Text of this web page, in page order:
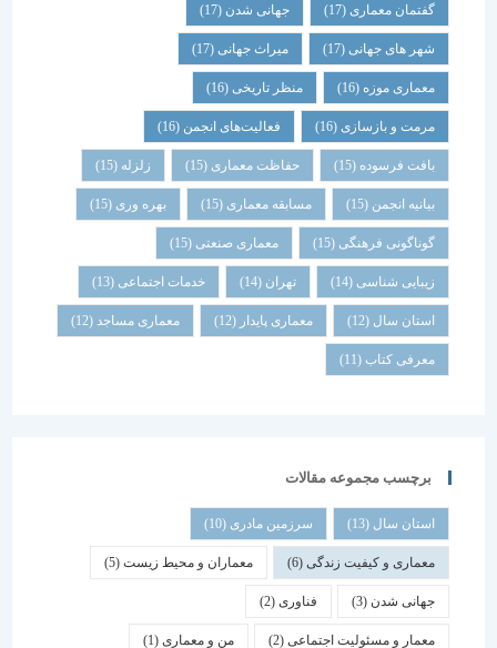
گفتمان معماری (17) جهانی شدن(17)
شهر های جهانی(17) میراث جهانی(17)
معماری موزه(16) منظر تاریخی (16)
مرمت و بازسازی(16) فعالیت‌های انجمن(16)
بافت فرسوده (15) حفاظت معماری (15) زلزله
بیانیه انجمن(15) مسابقه معماری (15) بهره وری(15)
گوناگونی فرهنگی (15) معماری صنعتی(15)
زیبایی شناسی (14) تهران خدمات اجتماعی (13)
استان سال(12) معماری پایدار (12) معماری مساجد(12)
معرفی کتاب(11)
برچسب مجموعه مقالات
استان سال(13) سرزمین مادری(10)
معماری و کیفیت زندگی(6) معماران و محیط زیست(5)
جهانی شدن(3) فناوری (2)
معمار و مسئولیت اجتماعی (2) من و معماری (1)